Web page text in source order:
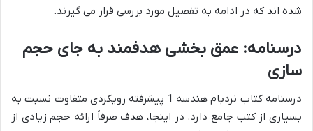
شده اند که در ادامه به تفصیل مورد بررسی قرار می گیرند.
درسنامه: عمق بخشی هدفمند به جای حجم
سازی
درسنامه کتاب نردبام هندسه 1 پیشرفته رویکردی متفاوت نسبت به
بسیاری از کتب جامع دارد. در اینجا، هدف صرفاً ارائه حجم زیادی از